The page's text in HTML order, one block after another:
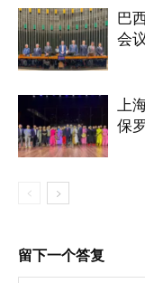
巴
会
上
保
留下一个答复